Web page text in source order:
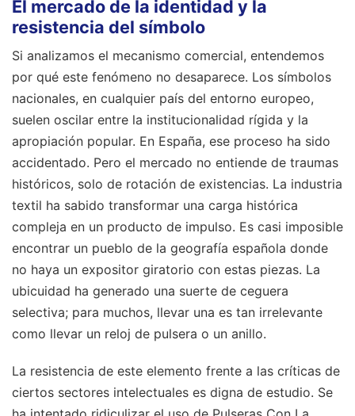
El mercado de la identidad y la
resistencia del símbolo
Si analizamos el mecanismo comercial, entendemos
por qué este fenómeno no desaparece. Los símbolos
nacionales, en cualquier país del entorno europeo,
suelen oscilar entre la institucionalidad rígida y la
apropiación popular. En España, ese proceso ha sido
accidentado. Pero el mercado no entiende de traumas
históricos, solo de rotación de existencias. La industria
textil ha sabido transformar una carga histórica
compleja en un producto de impulso. Es casi imposible
encontrar un pueblo de la geografía española donde
no haya un expositor giratorio con estas piezas. La
ubicuidad ha generado una suerte de ceguera
selectiva; para muchos, llevar una es tan irrelevante
como llevar un reloj de pulsera o un anillo.
La resistencia de este elemento frente a las críticas de
ciertos sectores intelectuales es digna de estudio. Se